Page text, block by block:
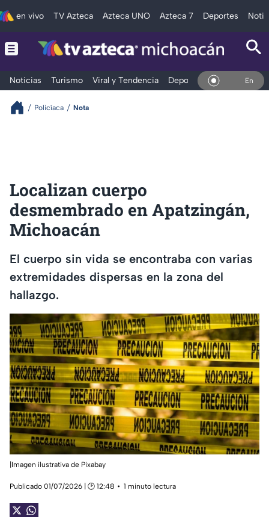
en vivo TV Azteca Azteca UNO Azteca 7 Deportes
Noticias Turismo Viral y Tendencia Deportes Espectáculos
En Vivo
Policíaca Nota
Localizan cuerpo
desmembrado en Apatzingán,
Michoacán
El cuerpo sin vida se encontraba con varias
extremidades dispersas en la zona del
hallazgo.
|Imagen ilustrativa de Pixabay
Publicado 01/07/2026 | 🕑 12:48 1 minuto lectura